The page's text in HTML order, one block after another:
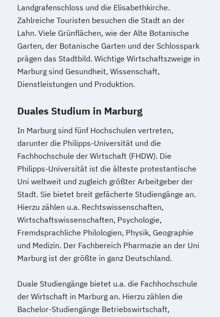
Landgrafenschloss und die Elisabethkirche.
Zahlreiche Touristen besuchen die Stadt an der
Lahn. Viele Grünflächen, wie der Alte Botanische
Garten, der Botanische Garten und der Schlosspark
prägen das Stadtbild. Wichtige Wirtschaftszweige in
Marburg sind Gesundheit, Wissenschaft,
Dienstleistungen und Produktion.
Duales Studium in Marburg
In Marburg sind fünf Hochschulen vertreten,
darunter die Philipps-Universität und die
Fachhochschule der Wirtschaft (FHDW). Die
Philipps-Universität ist die älteste protestantische
Uni weltweit und zugleich größter Arbeitgeber der
Stadt. Sie bietet breit gefächerte Studiengänge an.
Hierzu zählen u.a. Rechtswissenschaften,
Wirtschaftswissenschaften, Psychologie,
Fremdsprachliche Philologien, Physik, Geographie
und Medizin. Der Fachbereich Pharmazie an der Uni
Marburg ist der größte in ganz Deutschland.
Duale Studiengänge bietet u.a. die Fachhochschule
der Wirtschaft in Marburg an. Hierzu zählen die
Bachelor-Studiengänge Betriebswirtschaft,